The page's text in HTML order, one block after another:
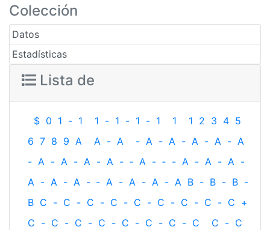
Colección
Datos
Estadísticas
Lista de
$ 0 1 - 1 1 - 1 - 1 - 1 1 1 2 3 4 5
6 7 8 9 A A - A - A - A - A - A - A
- A - A - A - A - ‐ A - ‐ - A - A - A -
A - A - A - ‐ A - A - A - A B - B - B -
B C - C - C - C - C - C - C - C - C +
C - C - C - C - C - C - C - C C - C